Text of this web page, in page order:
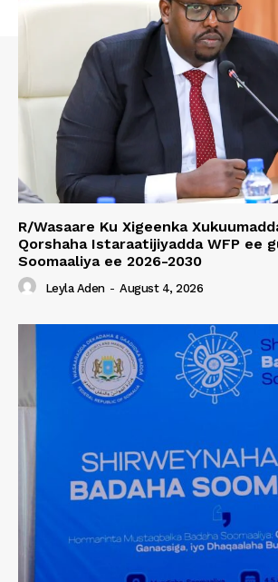
R/Wasaare Ku Xigeenka
Qorshaha Istaraatijiyadda WFP ee
Soomaaliya ee 2026-2030
Leyla Aden - August 4, 2026